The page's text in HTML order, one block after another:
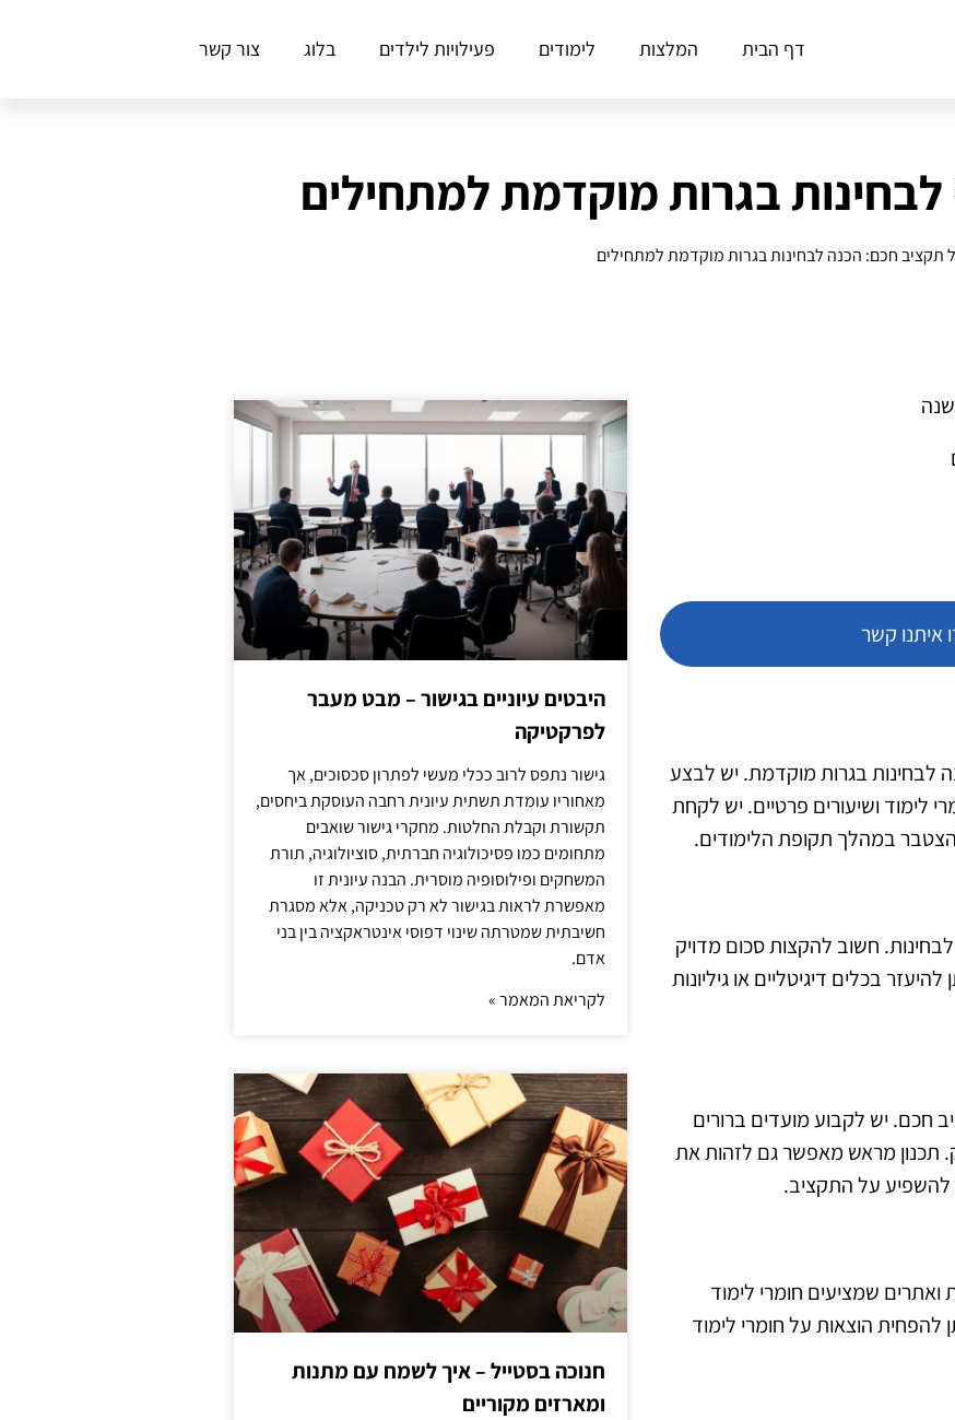
דף הבית המלצות לימודים פעילויות לילדים בלוג צור קשר
בגרות מוקדמת למתחילים
תקציב חכם: הכנה לבחינות בגרות מוקדמת למתחילים
איתנו קשר
לבחינות בגרות מוקדמת. יש לבצע
לימוד ושיעורים פרטיים. יש לקחת
במהלך תקופת הלימודים.
חשוב להקצות סכום מדויק
בכלים דיגיטליים או גיליונות
חכם. יש לקבוע מועדים ברורים
תכנון מראש מאפשר גם לזהות את
להשפיע על התקציב.
ואתרים שמציעים חומרי לימוד
להפחית הוצאות על חומרי לימוד
היבטים עיוניים בגישור – מבט מעבר
לפרקטיקה
גישור נתפס לרוב ככלי מעשי לפתרון סכסוכים, אך
מאחוריו עומדת תשתית עיונית רחבה העוסקת ביחסים,
תקשורת וקבלת החלטות. מחקרי גישור שואבים
מתחומים כמו פסיכולוגיה חברתית, סוציולוגיה, תורת
המשחקים ופילוסופיה מוסרית. הבנה עיונית זו
מאפשרת לראות בגישור לא רק טכניקה, אלא מסגרת
חשיבתית שמטרתה שינוי דפוסי אינטראקציה בין בני
אדם.
לקריאת המאמר »
חנוכה בסטייל – איך לשמח עם מתנות
ומארזים מקוריים